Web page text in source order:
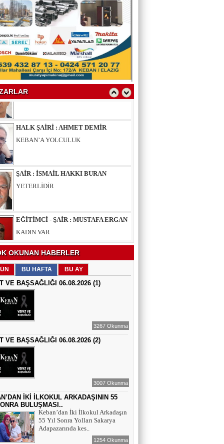
YAZAR : SELAHATTİN YALÇINER
YAZAR : AV.LEVENT BİLGİN
SAKAL-I ŞERİF
KEBAN’A YOLCULUK
YETERLİDİR
KADIN VAR
EĞİTİMCİ - ŞAİR : FEVZİ ÖZDEMİR
EDEP
ŞAİR : SELAMİ DOLU
ŞİİRLERİN HER SATIRINDA SEN VARSIN
EĞİTİMCİ - YAZAR : MEHMET
YILMAZ
HIZIR VE İLYAS: UMUDUN, BEREKETİN
VE YENİDEN DOĞUŞUN BULUŞMASI
EĞİTİMCİ - ŞAİR - YAZAR : SÜNDÜS
ARSLAN AKÇA
SUÇ SAMUR KÜRK OLSA
AZERBAYCANLI GAZETECİ-YAZAR
GUNAY RZAYEVA
OKUNAN HABERLER
BU HAFTA BU AY
VE BAŞSAĞLIĞI 06.08.2026 (1)
3267 Okunma
VE BAŞSAĞLIĞI 06.08.2026 (2)
3007 Okunma
İKİ İLKOKUL ARKADAŞININ 55
BULUŞMASI..
Keban’dan İki İlkokul Arkadaşın
55 Yıl Sonra Yolları Sakarya
Adapazarında kes..
1254 Okunma